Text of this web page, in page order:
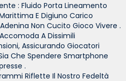
: Fluido Porta Lineamento
E Digiuno Carico
Non Cucito Gioco Vivere .
A Dissimili
Assicurando Giocatori
Che Spendere Smartphone
.
Riflette Il Nostro Fedeltà